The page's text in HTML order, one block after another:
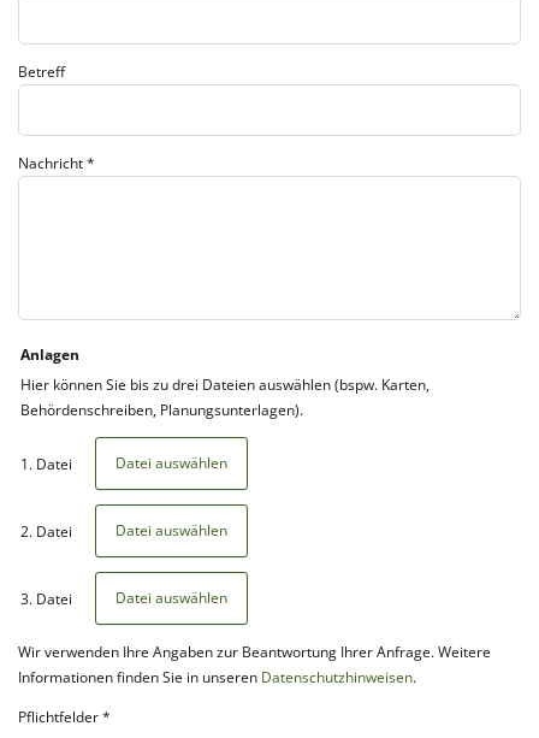
Betreff
Nachricht*
Anlagen
Hier können Sie bis zu drei Dateien auswählen (bspw. Karten,
Behördenschreiben, Planungsunterlagen).
1. Datei Datei auswählen
2. Datei Datei auswählen
3. Datei Datei auswählen
Wir verwenden Ihre Angaben zur Beantwortung Ihrer Anfrage. Weitere
Informationen finden Sie in unseren Datenschutzhinweisen.
Pflichtfelder *